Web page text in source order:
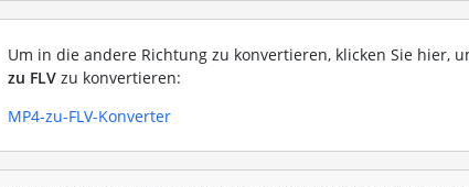
Um in die andere Richtung zu konvertieren, klicken Sie hier,
zu FLV zu konvertieren:
MP4-zu-FLV-Konverter